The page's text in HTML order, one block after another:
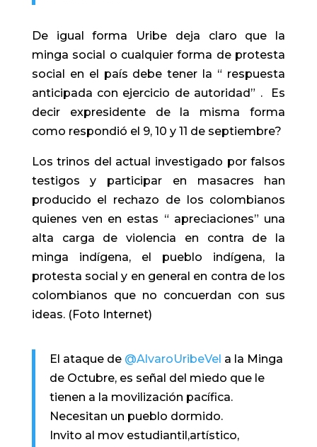
De igual forma Uribe deja claro que la
minga social o cualquier forma de protesta
social en el país debe tener la “ respuesta
anticipada con ejercicio de autoridad” . Es
decir expresidente de la misma forma
como respondió el 9, 10 y 11 de septiembre?
Los trinos del actual investigado por falsos
testigos y participar en masacres han
producido el rechazo de los colombianos
quienes ven en estas “ apreciaciones” una
alta carga de violencia en contra de la
minga indígena, el pueblo indígena, la
protesta social y en general en contra de los
colombianos que no concuerdan con sus
ideas. (Foto Internet)
El ataque de @AlvaroUribeVel a la Minga
de Octubre, es señal del miedo que le
tienen a la movilización pacífica.
Necesitan un pueblo dormido.
Invito al mov estudiantil,artístico,